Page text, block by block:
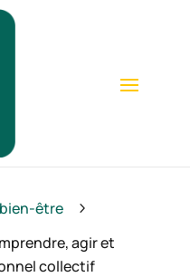
bien-être 5
agir et
collectif